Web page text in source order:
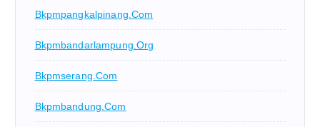
Bkpmpangkalpinang.com
Bkpmbandarlampung.org
Bkpmserang.com
Bkpmbandung.com